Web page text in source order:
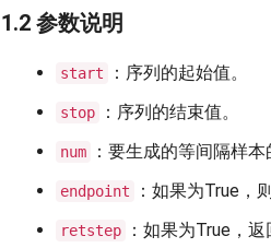
1.2 参数说明
start ：序列的起始值。
stop ：序列的结束值。
num ：要生成的等间隔样本
endpoint ：如果为True，
retstep ：如果为True，